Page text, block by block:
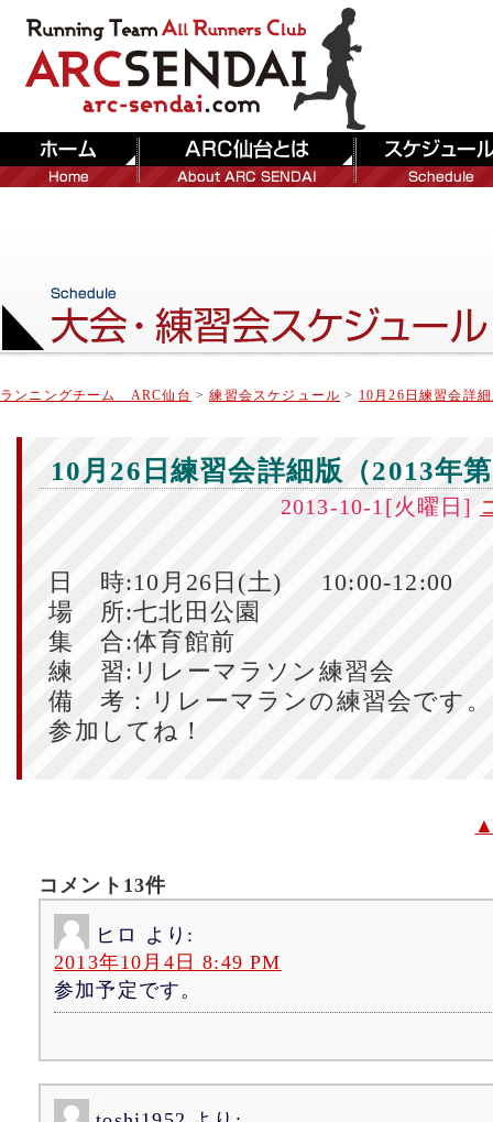
ランニングチーム ARC仙台 >練習会スケジュール > 10月26日練習会詳
10月26日練習会詳細版（2013年
2013-10-1[火曜日]
日 時:10月26日(土) 10:00-12:00
場 所:七北田公園
集 合:体育館前
練 習:リレーマラソン練習会
備 考：リレーマランの練習会です
参加してね！
コメント13件
ヒロ
より:
2013年10月4日 8:49 PM
参加予定です。